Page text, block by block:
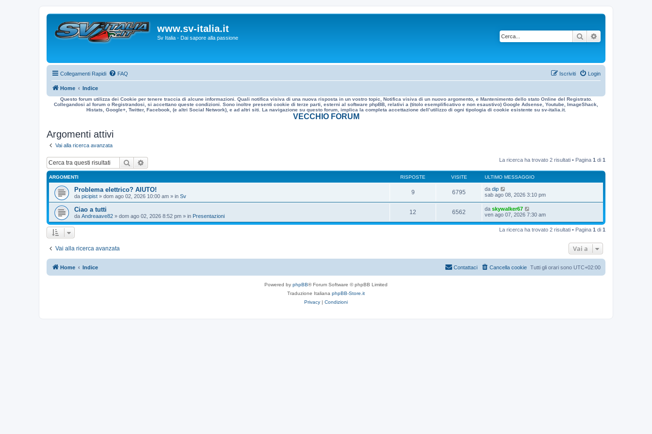
www.sv-italia.it
Sv Italia - Dai sapore alla passione Cerca
Collegamenti Rapidi FAQ Login
Iscriviti
Home Indice
Questo forum utilizza dei Cookie per tenere traccia di alcune informazioni. Quali notifica visiva di una nuova risposta in un vostro topic, Notifica visiva di un nuovo argomento, e Mantenimento dello stato Online del Registrato.
Collegandosi al forum o Registrandosi, si accettano queste condizioni. Sono inoltre presenti cookie di terze parti, esterni al software phpBB, relativi a (titolo esemplificativo e non esaustivo) Google Adsense, Youtube, ImageShack,
Histats, Google+, Twitter, Facebook, (e altri Social Network), e ad altri siti. La navigazione su questo forum, implica la completa accettazione dell’utilizzo di ogni tipologia di cookie esistente su sv-italia.it.
VECCHIO FORUM
Argomenti attivi
Vai alla ricerca avanzata
Cerca La ricerca ha trovato 2 risultati • Pagina 1 di 1
ARGOMENTI RISPOSTE VISITE ULTIMO MESSAGGIO
Problema elettrico? AIUTO!
da picipist » dom ago 02, 2026 10:00 am » in Sv
9 6795 da dip
sab ago 08, 2026 3:10 pm
Ciao a tutti
da Andreaave82 » dom ago 02, 2026 8:52 pm » in Presentazioni
12 6562 da skywalker67
ven ago 07, 2026 7:30 am
La ricerca ha trovato 2 risultati • Pagina 1 di 1
Vai alla ricerca avanzata Vai a
Home Indice Tutti gli orari sono UTC+02:00
Cancella cookie
Contattaci
Powered by phpBB® Forum Software © phpBB Limited
Traduzione Italiana phpBB-Store.it
Privacy | Condizioni